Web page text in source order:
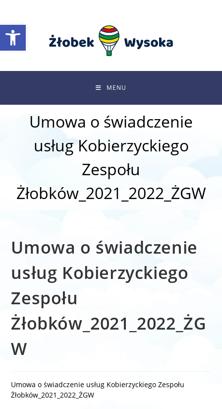
Otwórz pasek narzędzi
content
MENU
Umowa o świadczenie
usług Kobierzyckiego
Zespołu
Żłobków_2021_2022_ŻGW
Umowa o świadczenie
usług Kobierzyckiego
Zespołu
Żłobków_2021_2022_ŻG
W
Umowa o świadczenie usług Kobierzyckiego Zespołu
Żłobków_2021_2022_ŻGW